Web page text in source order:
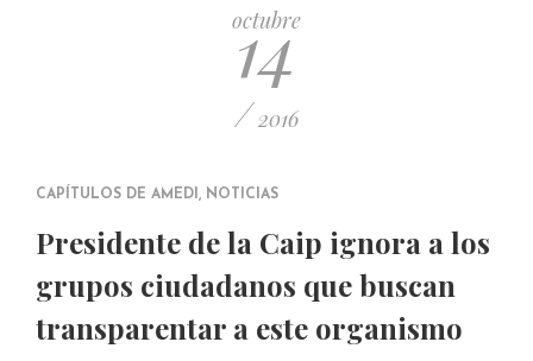
octubre
14
/ 2016
CAPÍTULOS DE AMEDI , NOTICIAS
Presidente de la Caip ignora a los
grupos ciudadanos que buscan
transparentar a este organismo